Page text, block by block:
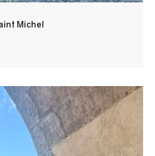
Michel
you through the narrow
life of an 18th century